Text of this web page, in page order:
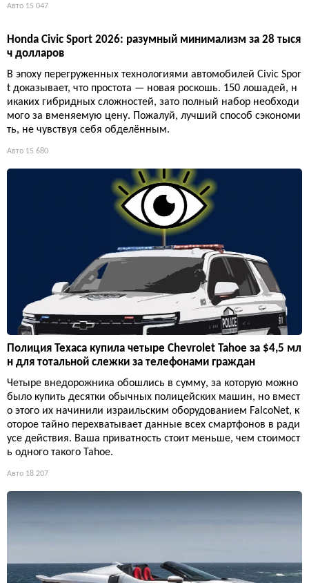
Авто 15 047
Honda Civic Sport 2026: разумный минимализм за 28 тыся
В эпоху перегруженных технологиями автомобилей Civic Spor
t доказывает, что простота — новая роскошь. 150 лошадей, н
икаких гибридных сложностей, зато полный набор необходи
мого за вменяемую цену. Пожалуй, лучший способ сэкономи
ть, не чувствуя себя обделённым.
Авто 15 680
н для тотальной слежки за телефонами граждан
было купить десятки обычных полицейских машин, но вмест
о этого их начинили израильским оборудованием FalcoNet, к